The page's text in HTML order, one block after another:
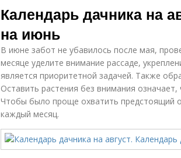
Календарь дачника на
на июнь
В июне забот не убавилось после мая,
месяце уделите внимание рассаде,
является приоритетной задачей. Также
Оставить растения без внимания
Чтобы было проще охватить предстоящий
каждый месяц.